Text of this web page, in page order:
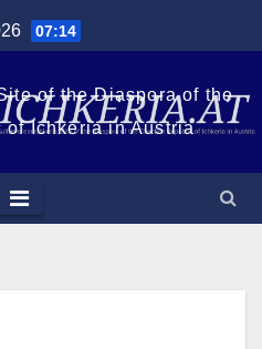
07:14
of the Diaspora of the
of Ichkeria in Austria